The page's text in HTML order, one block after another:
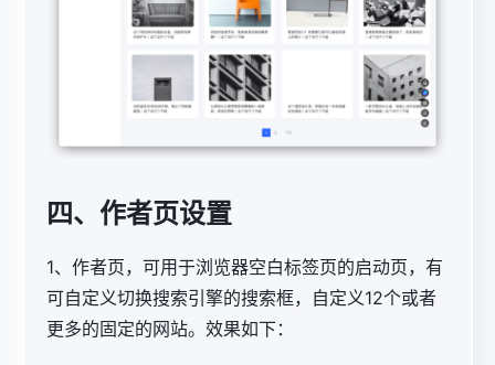
四、作者页设置
1、作者页，可用于浏览器空白标签页的启动页，有
可自定义切换搜索引擎的搜索框，自定义12个或者
更多的固定的网站。效果如下：